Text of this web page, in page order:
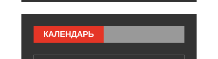
КАЛЕНДАРЬ